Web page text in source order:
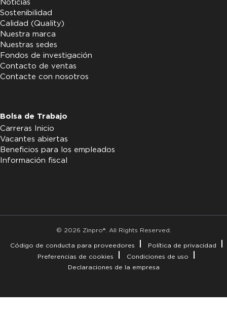
Noticias
Sostenibilidad
Calidad (Quality)
Nuestra marca
Nuestras sedes
Fondos de investigación
Contacto de ventas
Contacte con nosotros
Bolsa de Trabajo
Carreras Inicio
Vacantes abiertas
Beneficios para los empleados
Información fiscal
© 2026 Zinpro®. All Rights Reserved.
Código de conducta para proveedores
Política de privacidad
Preferencias de cookies
Condiciones de uso
Declaraciones de la empresa